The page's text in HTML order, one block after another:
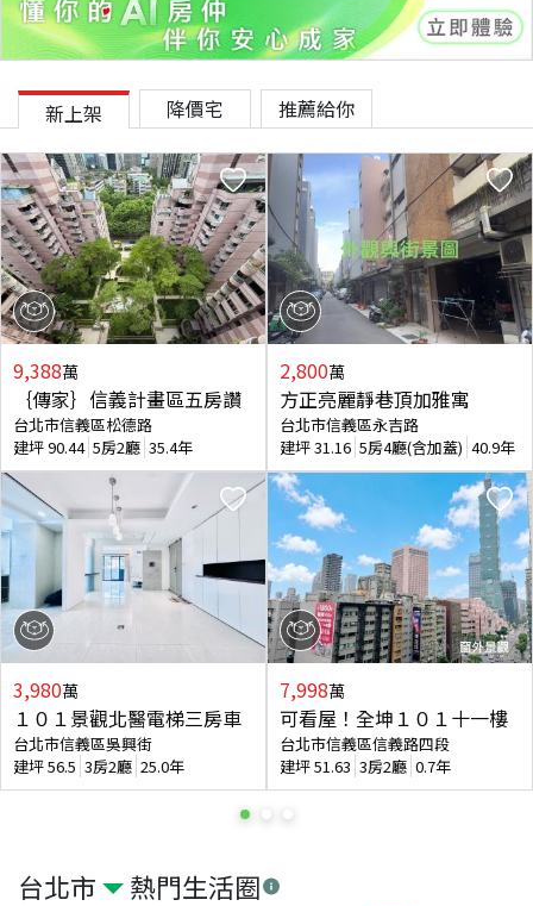
台北市 熱門生活圈
新上架 降價宅 推薦給你
9,388萬
｛傳家｝信義計畫區五房讚
台北市信義區松德路
建坪90.44 5房2廳 35.4年
3,980萬
１０１景觀北醫電梯三房車
台北市信義區吳興街
建坪56.5 3房2廳 25.0年
2,800萬
方正亮麗靜巷頂加雅寓
台北市信義區永吉路
建坪31.16 5房4廳(含加蓋) 40.9年
7,998萬
可看屋！全坤１０１十一樓
台北市信義區信義路四段
建坪51.63 3房2廳 0.7年